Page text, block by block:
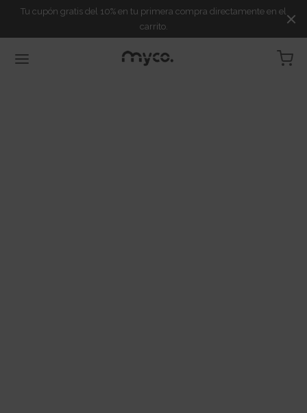
Tu cupón gratis del 10% en tu primera compra directamente en el
carrito.